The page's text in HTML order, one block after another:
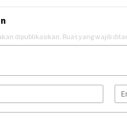
dipublikasikan. Ruas yang wajib